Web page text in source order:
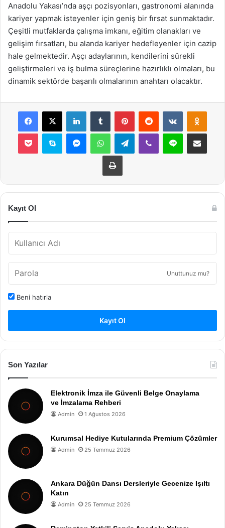
Anadolu Yakası’nda aşçı pozisyonları, gastronomi alanında
kariyer yapmak isteyenler için geniş bir fırsat sunmaktadır.
Çeşitli mutfaklarda çalışma imkanı, eğitim olanakları ve
gelişim fırsatları, bu alanda kariyer hedefleyenler için cazip
hale gelmektedir. Aşçı adaylarının, kendilerini sürekli
geliştirmeleri ve iş bulma süreçlerine hazırlıklı olmaları, bu
dinamik sektörde başarılı olmalarının anahtarı olacaktır.
Facebook
X LinkedInTumblr PinterestReddit VKontakte
Pocket Skype MessengerWhatsAppTelegramViber Line E-Posta ile
Yazdır
Kayıt Ol
Unuttunuz mu?
Beni hatırla
Kayıt Ol
Son Yazılar
Elektronik İmza ile Güvenli Belge Onaylama
ve İmzalama Rehberi
Admin 1 Ağustos 2026
Kurumsal Hediye Kutularında Premium Çözümler
Admin 25 Temmuz 2026
Ankara Düğün Dansı Dersleriyle Gecenize Işıltı
Katın
Admin 25 Temmuz 2026